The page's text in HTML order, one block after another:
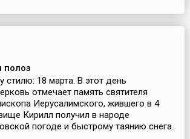
полоз
стилю: 18 марта. В этот день
отмечает память святителя
Иерусалимского, жившего в 4
Кирилл получил в народе
погоде и быстрому таянию снега.